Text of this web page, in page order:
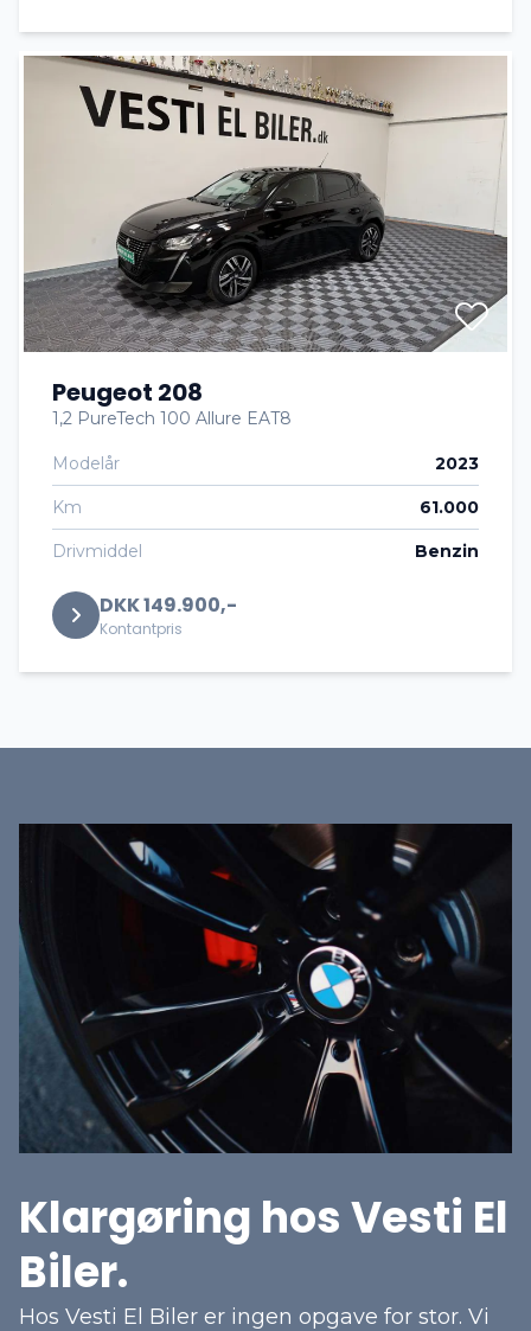
Peugeot 208
1,2 PureTech 100 Allure EAT8
Modelår 2023
Km 61.000
Drivmiddel Benzin
DKK 149.900,-
Kontantpris
Klargøring hos Vesti El
Biler.
Hos Vesti El Biler er ingen opgave for stor. Vi